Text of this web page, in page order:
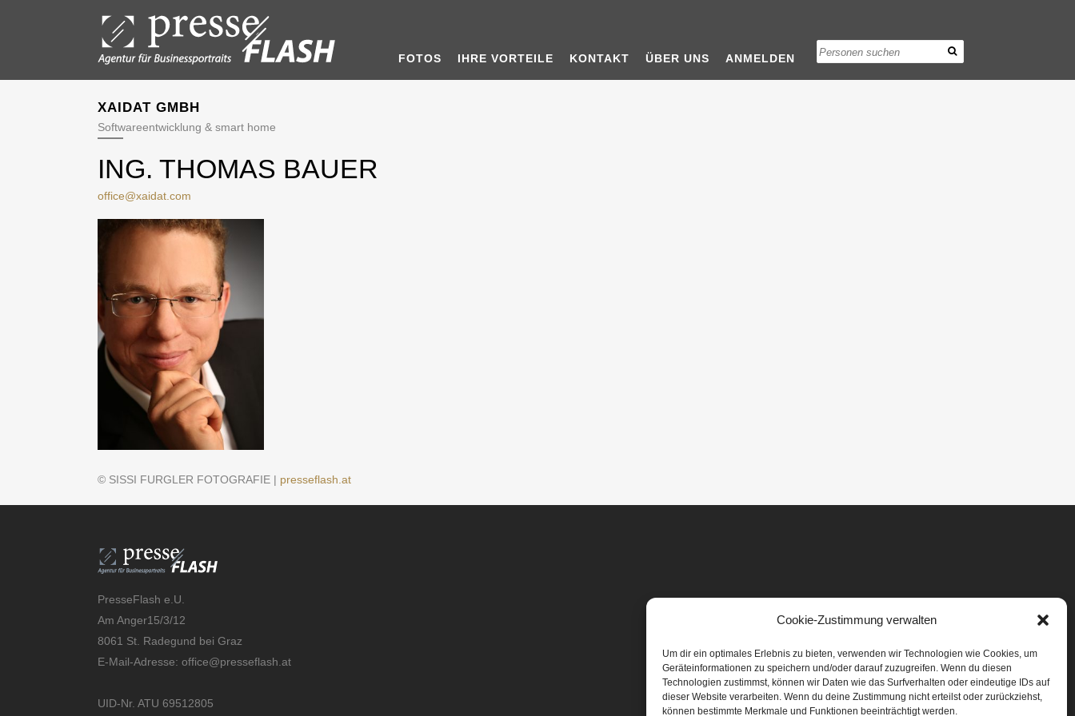
Cookie-Zustimmung verwalten
Um dir ein optimales Erlebnis zu bieten, verwenden wir Technologien wie Cookies, um
Geräteinformationen zu speichern und/oder darauf zuzugreifen. Wenn du diesen
Technologien zustimmst, können wir Daten wie das Surfverhalten oder eindeutige IDs auf
dieser Website verarbeiten. Wenn du deine Zustimmung nicht erteilst oder zurückziehst,
können bestimmte Merkmale und Funktionen beeinträchtigt werden.
FOTOS IHRE VORTEILE KONTAKT ÜBER UNS ANMELDEN
XAIDAT GMBH
Softwareentwicklung & smart home
ING. THOMAS BAUER
office@xaidat.com
© SISSI FURGLER FOTOGRAFIE | presseflash.at
PresseFlash e.U.
Am Anger15/3/12
8061 St. Radegund bei Graz
E-Mail-Adresse: office@presseflash.at
UID-Nr. ATU 69512805